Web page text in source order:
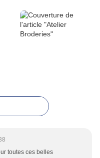
toutes ces belles